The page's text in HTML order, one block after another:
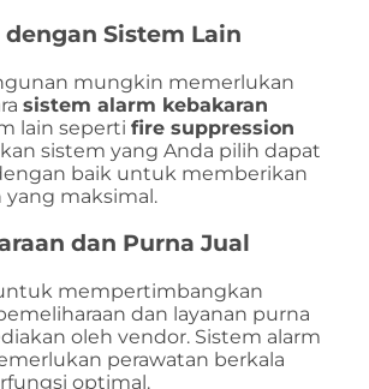
Sistem Lain
mungkin memerlukan
sistem alarm kebakaran
lain seperti fire suppression
sistem yang Anda pilih dapat
baik untuk memberikan
maksimal.
dan Purna Jual
mempertimbangkan
dan layanan purna
oleh vendor. Sistem alarm
perawatan berkala
optimal.